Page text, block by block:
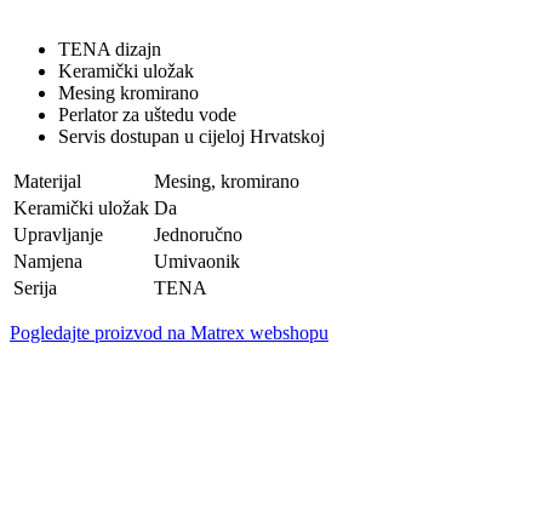
TENA dizajn
Keramički uložak
Mesing kromirano
Perlator za uštedu vode
Servis dostupan u cijeloj Hrvatskoj
Materijal
Mesing, kromirano
Keramički uložak Da
Upravljanje
Jednoručno
Namjena
Umivaonik
Serija
TENA
Pogledajte proizvod na Matrex webshopu